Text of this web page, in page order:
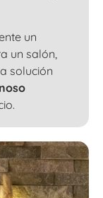
un
un salón,
solución